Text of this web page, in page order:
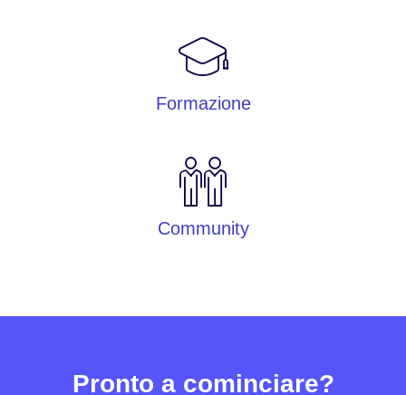
Formazione
Community
Pronto a cominciare?